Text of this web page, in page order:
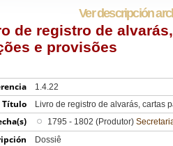
Ver descripción
de registro de
e provisões
1.4.22
Título Livro de registro de alvarás, cartas
1795 - 1802 (Produtor)
Dossiê